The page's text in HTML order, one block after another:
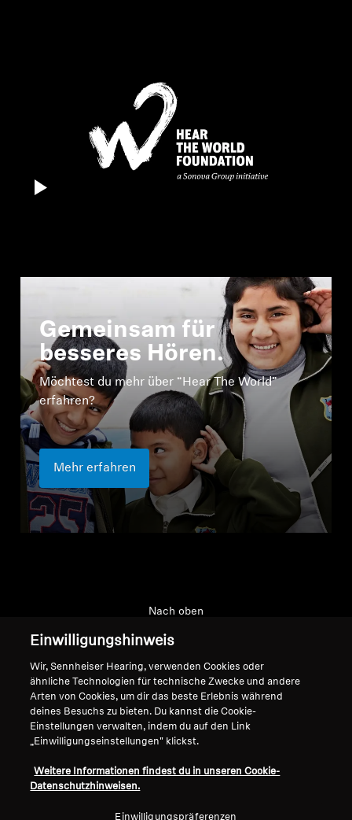
Gemeinsam für
besseres Hören.
Möchtest du mehr über “Hear The World”
erfahren?
Mehr erfahren
Support
Nach oben
Impressum
Vertrag widerrufen
Globale Datenschutzrichtlinie
Allgemeine
Unser Unternehmen
Pressekontakte
Einwilligungshinweis
Wir, Sennheiser Hearing, verwenden Cookies oder
ähnliche Technologien für technische Zwecke und andere
Arten von Cookies, um dir das beste Erlebnis während
deines Besuchs zu bieten. Du kannst die Cookie-
Einstellungen verwalten, indem du auf den Link
„Einwilligungseinstellungen" klickst.
Weitere Informationen findest du in unseren Cookie-
Datenschutzhinweisen.
Einwilligungspräferenzen